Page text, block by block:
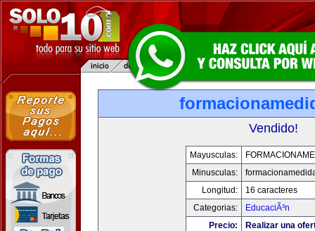
Vendido!
Mayusculas:
Minusculas:
Longitud:
16 caracteres
Categorias:
EducaciÃ³n
Precio:
Realizar una